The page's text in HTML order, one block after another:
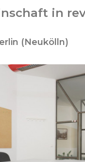
in
(Neukölln)